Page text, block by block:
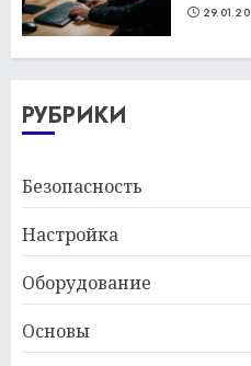
РУБРИКИ
Безопасность
Настройка
Оборудование
Основы